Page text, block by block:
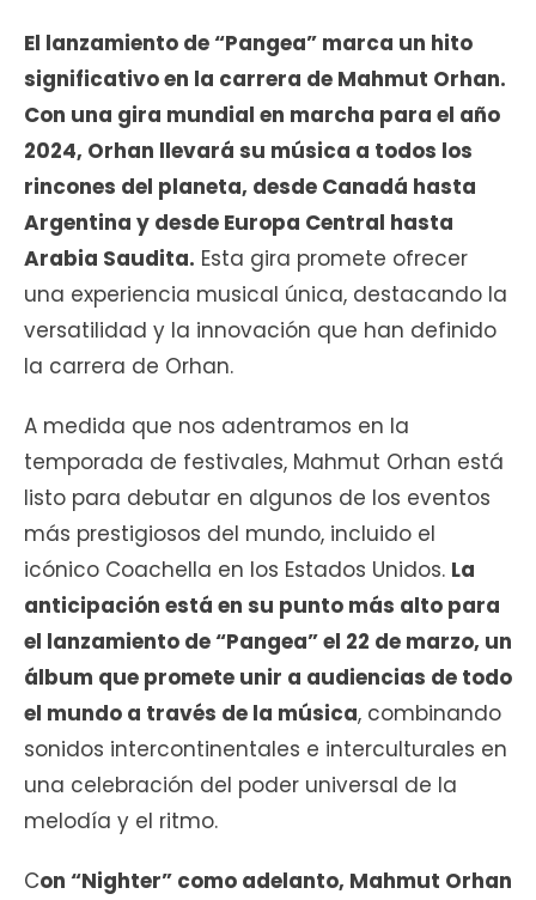
El lanzamiento de “Pangea” marca un hito
significativo en la carrera de Mahmut Orhan.
Con una gira mundial en marcha para el año
2024, Orhan llevará su música a todos los
rincones del planeta, desde Canadá hasta
Argentina y desde Europa Central hasta
Arabia Saudita. Esta gira promete ofrecer
una experiencia musical única, destacando la
versatilidad y la innovación que han definido
la carrera de Orhan.
A medida que nos adentramos en la
temporada de festivales, Mahmut Orhan está
listo para debutar en algunos de los eventos
más prestigiosos del mundo, incluido el
icónico Coachella en los Estados Unidos. La
anticipación está en su punto más alto para
el lanzamiento de “Pangea” el 22 de marzo, un
álbum que promete unir a audiencias de todo
el mundo a través de la música, combinando
sonidos intercontinentales e interculturales en
una celebración del poder universal de la
melodía y el ritmo.
Con “Nighter” como adelanto, Mahmut Orhan